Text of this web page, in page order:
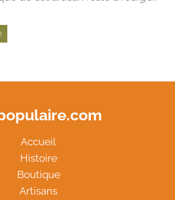
Accueil
Histoire
Boutique
Artisans